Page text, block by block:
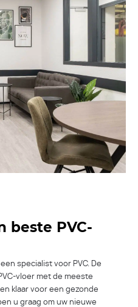
beste PVC-
specialist voor PVC. De
vloer met de meeste
klaar voor een gezonde
u graag om uw nieuwe